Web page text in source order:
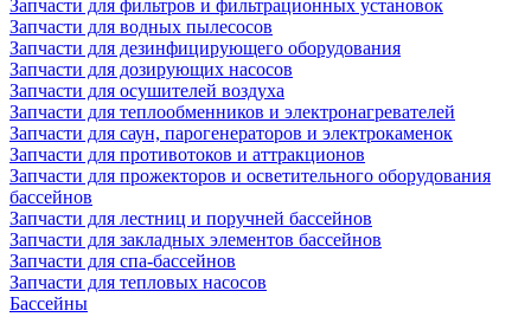
Запчасти для фильтров и фильтрационных установок
Запчасти для водных пылесосов
Запчасти для дезинфицирующего оборудования
Запчасти для дозирующих насосов
Запчасти для осушителей воздуха
Запчасти для теплообменников и электронагревателей
Запчасти для саун, парогенераторов и электрокаменок
Запчасти для противотоков и аттракционов
Запчасти для прожекторов и осветительного оборудования
бассейнов
Запчасти для лестниц и поручней бассейнов
Запчасти для закладных элементов бассейнов
Запчасти для спа-бассейнов
Запчасти для тепловых насосов
Бассейны